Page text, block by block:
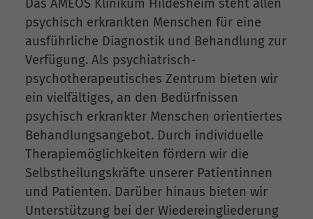
Das AMEOS Klinikum Hildesheim steht allen
psychisch erkrankten Menschen für eine
ausführliche Diagnostik und Behandlung zur
Verfügung. Als psychiatrisch-
psychotherapeutisches Zentrum bieten wir
ein vielfältiges, an den Bedürfnissen
psychisch erkrankter Menschen orientiertes
Behandlungsangebot. Durch individuelle
Therapiemöglichkeiten fördern wir die
Selbstheilungskräfte unserer Patientinnen
und Patienten. Darüber hinaus bieten wir
Unterstützung bei der Wiedereingliederung